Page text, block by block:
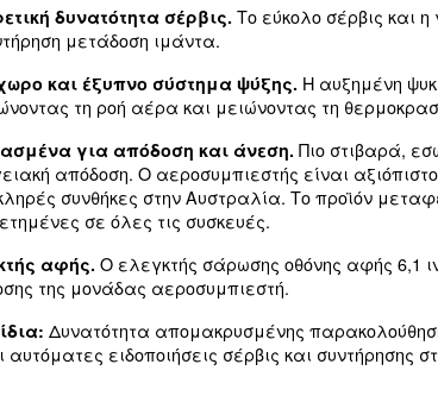
Το CSA είναι μια λύση που απαιτεί
του χώρου εργασίας.
Η σειρά σταθερής ταχύτητας
3 διαφορετικές διαμορφώσεις: έκδοση
φίλτρα γραμμής και έκδοση
Οι δεξαμενές διατίθενται σε 2 μεγέθη:
Χαρακτηριστικά